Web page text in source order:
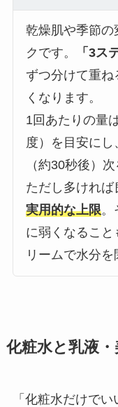
乾燥肌や季節の
クです。
「3ス
ずつ分けて重ね
くなります。
1回あたりの量
度）を目安に
（約30秒後）
ただし多ければ
実用的な上限。
に弱くなること
リームで水分を
化粧水と乳液
「化粧水だけで